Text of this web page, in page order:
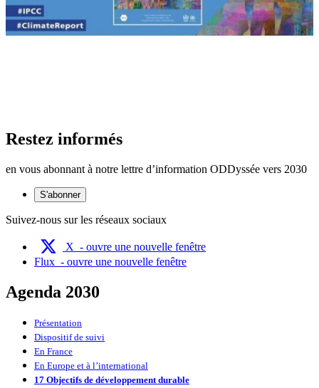
Restez informés
en vous abonnant à notre lettre d’information ODDyssée vers 2030
S'abonner
Suivez-nous sur les réseaux sociaux
X - ouvre une nouvelle fenêtre
Flux - ouvre une nouvelle fenêtre
Agenda 2030
Présentation
Dispositif de suivi
En France
En Europe et à l’international
17 Objectifs de développement durable